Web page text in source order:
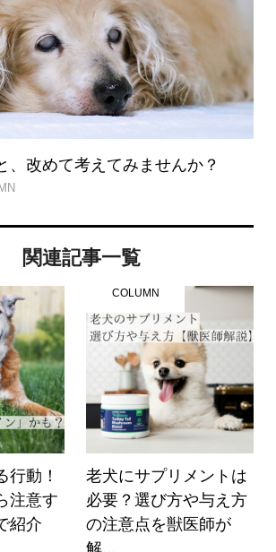
、改めて考えてみませんか？
関連記事一覧
行動！
注意す
紹介
COLUMN
老犬にサプリメントは
必要？選び方や与え方
の注意点を獣医師が
解...